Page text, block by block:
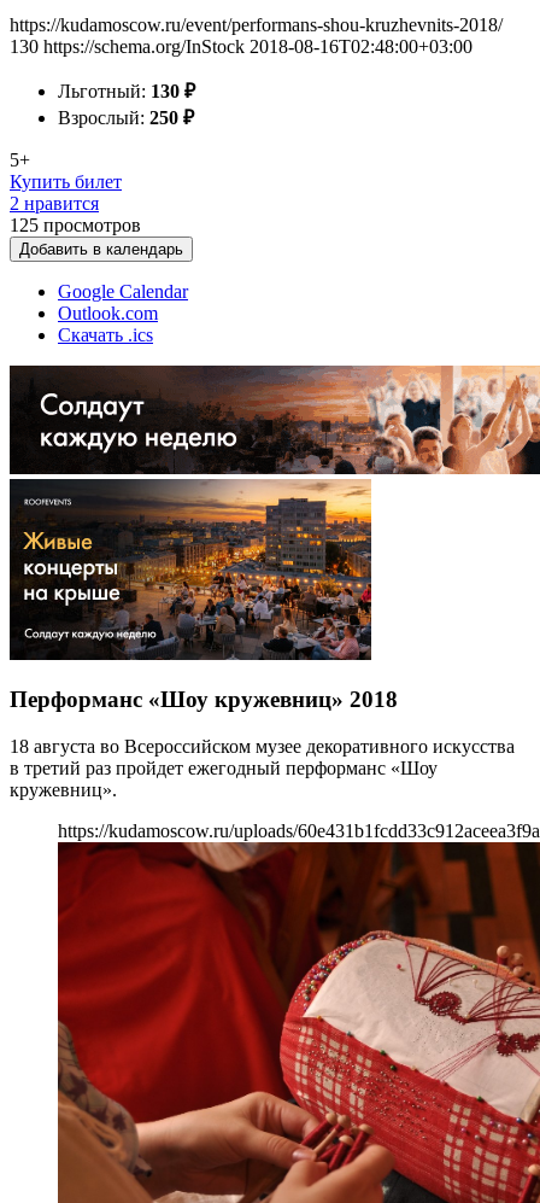
https://kudamoscow.ru/event/performans-shou-kruzhevnits-2018/
130 https://schema.org/InStock 2018-08-16T02:48:00+03:00
Льготный: 130 ₽
Взрослый: 250 ₽
5+
Купить билет
2 нравится
125 просмотров
Добавить в календарь
Google Calendar
Outlook.com
Скачать .ics
Перформанс «Шоу кружевниц» 2018
18 августа во Всероссийском музее декоративного искусства
в третий раз пройдет ежегодный перформанс «Шоу
кружевниц».
https://kudamoscow.ru/uploads/